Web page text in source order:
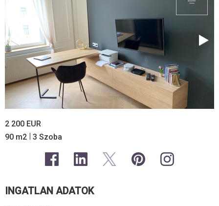
2 200 EUR
90 m2 | 3 Szoba
INGATLAN ADATOK